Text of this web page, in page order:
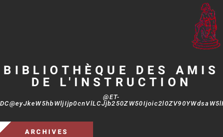
BIBLIOTHÈQUE DES AMIS
DE L'INSTRUCTION
@ET-
ARCHIVES